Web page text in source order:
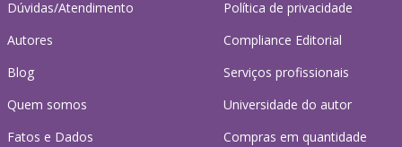
Dúvidas/Atendimento
Autores
Blog
Quem somos
Fatos e Dados
Política de privacidade
Compliance Editorial
Serviços profissionais
Universidade do autor
Compras em quantidade